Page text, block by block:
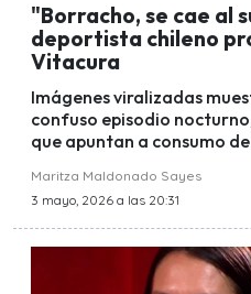
"Borracho, se cae al
deportista chileno
Vitacura
Imágenes viralizadas
confuso episodio
que apuntan a consumo
Maritza Maldonado Sayes
3 mayo, 2026 a las 20:31